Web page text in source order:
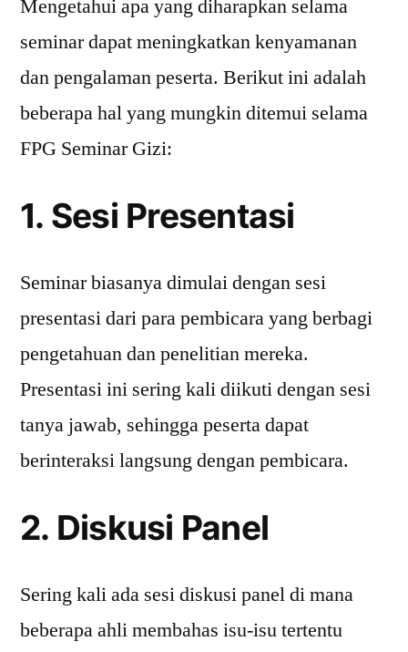
Mengetahui apa yang diharapkan selama
seminar dapat meningkatkan kenyamanan
dan pengalaman peserta. Berikut ini adalah
beberapa hal yang mungkin ditemui selama
FPG Seminar Gizi:
1. Sesi Presentasi
Seminar biasanya dimulai dengan sesi
presentasi dari para pembicara yang berbagi
pengetahuan dan penelitian mereka.
Presentasi ini sering kali diikuti dengan sesi
tanya jawab, sehingga peserta dapat
berinteraksi langsung dengan pembicara.
2. Diskusi Panel
Sering kali ada sesi diskusi panel di mana
beberapa ahli membahas isu-isu tertentu